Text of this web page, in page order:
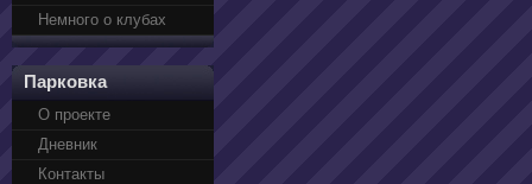
Немного о клубах
Парковка
О проекте
Дневник
Контакты